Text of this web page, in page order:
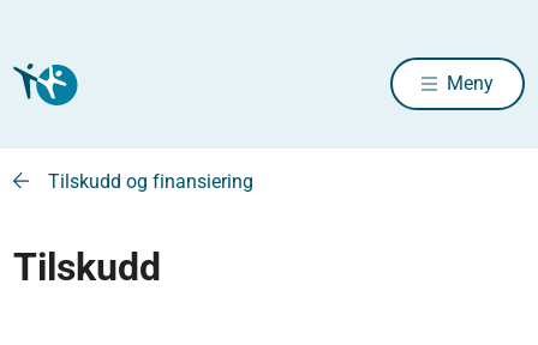
Meny
Tilskudd og finansiering
Tilskudd